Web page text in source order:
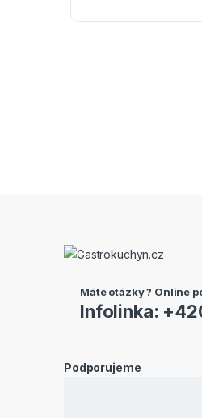
Máte otázky ? Online
Infolinka:
Podporujeme